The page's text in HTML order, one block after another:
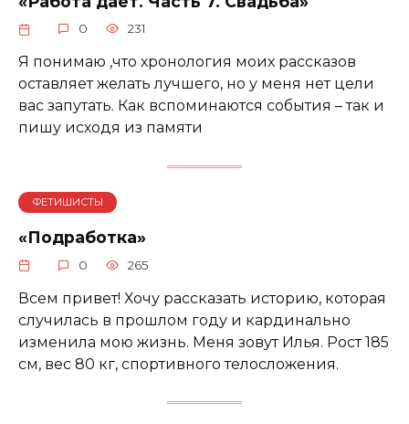
0 231
Я понимаю ,что хронология моих рассказов
оставляет желать лучшего, но у меня нет цели
вас запутать. Как вспоминаются события – так и
пишу исходя из памяти
ФЕТИШИСТЫ
«Подработка»
0 265
Всем привет! Хочу рассказать историю, которая
случилась в прошлом году и кардинально
изменила мою жизнь. Меня зовут Илья. Рост 185
см, вес 80 кг, спортивного телосложения.